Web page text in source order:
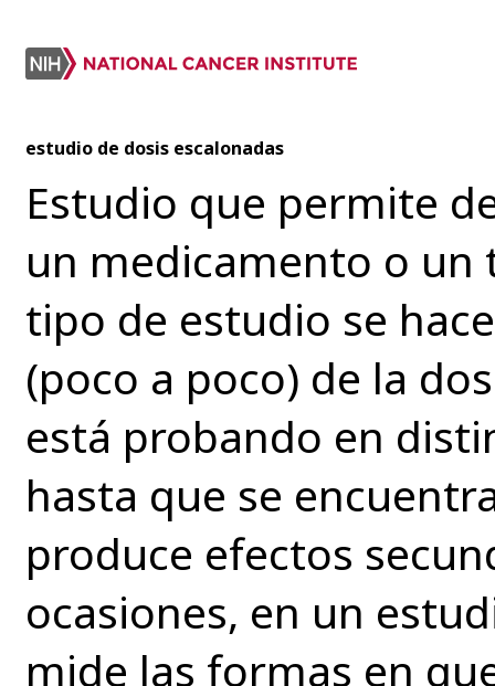
estudio de dosis escalonadas
Estudio que permite
un medicamento o un
tipo de estudio se
(poco a poco) de la
está probando en
hasta que se
produce efectos
ocasiones, en un
mide las formas en